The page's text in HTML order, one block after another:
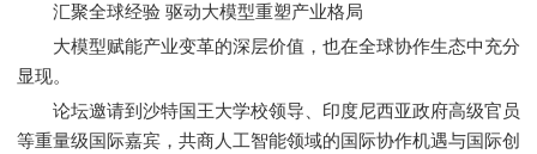
汇聚全球经验 驱动大模型重塑产业格局
大模型赋能产业变革的深层价值，也在全球协作生态中充分
显现。
论坛邀请到沙特国王大学校领导、印度尼西亚政府高级官员
等重量级国际嘉宾，共商人工智能领域的国际协作机遇与国际创